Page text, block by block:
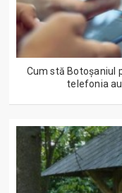
Cum stă Botoșaniul
telefonia au